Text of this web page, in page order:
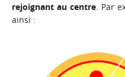
rejoignant au centre . Par
ainsi :